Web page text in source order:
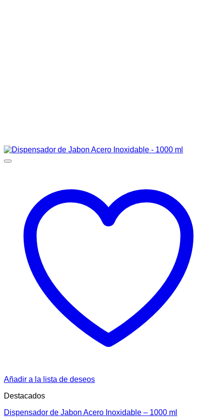
Añadir a la lista de deseos
Destacados
Dispensador de Jabon Acero Inoxidable – 1000 ml